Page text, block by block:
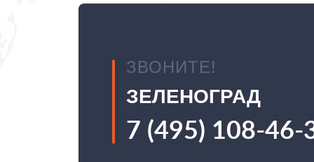
ЗВОНИТЕ!
ЗЕЛЕНОГРАД
7 (495) 108-46-